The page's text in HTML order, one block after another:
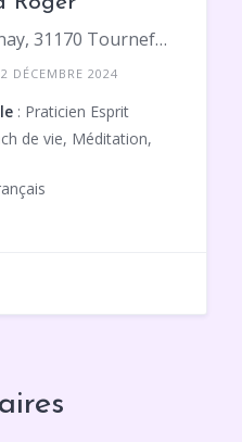
1 Rue Sonia Delaunay, 31170 Tournefeuille
DÉCEMBRE 2024
: Praticien Esprit
de vie, Méditation,